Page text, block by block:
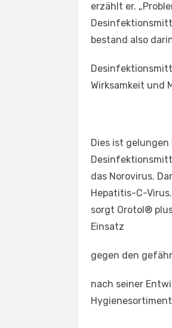
erzählt er.
bestand also
Wirksamkeit und
Dies ist
das Norovirus.
Hepatitis-C-
sorgt Orotol®
Einsatz
gegen den
nach seiner